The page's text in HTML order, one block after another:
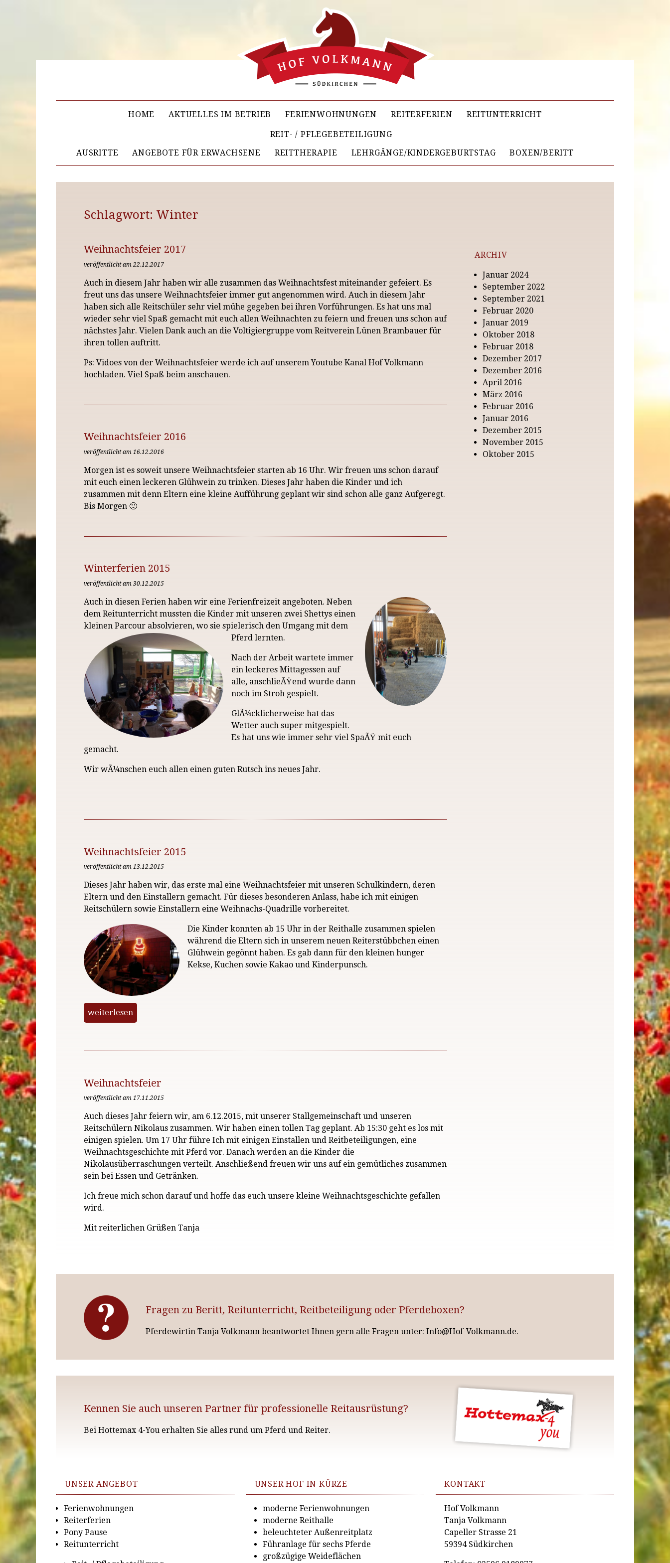
HOME AKTUELLES IM BETRIEB FERIENWOHNUNGEN REITERFERIEN REITUNTERRICHT
REIT- / PFLEGEBETEILIGUNG
AUSRITTE
ANGEBOTE FÜR ERWACHSENE REITTHERAPIE LEHRGÄNGE/KINDERGEBURTSTAG BOXEN/BERITT
Schlagwort: Winter
Weihnachtsfeier 2017
veröffentlicht am 22.12.2017
Auch in diesem Jahr haben wir alle zusammen das Weihnachtsfest miteinander gefeiert. Es
freut uns das unsere Weihnachtsfeier immer gut angenommen wird. Auch in diesem Jahr
haben sich alle Reitschüler sehr viel mühe gegeben bei ihren Vorführungen. Es hat uns mal
wieder sehr viel Spaß gemacht mit euch allen Weihnachten zu feiern und freuen uns schon auf
nächstes Jahr. Vielen Dank auch an die Voltigiergruppe vom Reitverein Lünen Brambauer für
ihren tollen auftritt.
Ps: Vidoes von der Weihnachtsfeier werde ich auf unserem Youtube Kanal Hof Volkmann
hochladen. Viel Spaß beim anschauen.
Weihnachtsfeier 2016
veröffentlicht am 16.12.2016
Morgen ist es soweit unsere Weihnachtsfeier starten ab 16 Uhr. Wir freuen uns schon darauf
mit euch einen leckeren Glühwein zu trinken. Dieses Jahr haben die Kinder und ich
zusammen mit denn Eltern eine kleine Aufführung geplant wir sind schon alle ganz Aufgeregt.
Bis Morgen 🙂
Winterferien 2015
veröffentlicht am 30.12.2015
Auch in diesen Ferien haben wir eine Ferienfreizeit angeboten. Neben
dem Reitunterricht mussten die Kinder mit unseren zwei Shettys einen
kleinen Parcour absolvieren, wo sie spielerisch den Umgang mit dem
Pferd lernten.
Nach der Arbeit wartete immer
ein leckeres Mittagessen auf
alle, anschlieÃŸend wurde dann
noch im Stroh gespielt.
GlÃ¼cklicherweise hat das
Wetter auch super mitgespielt.
Es hat uns wie immer sehr viel SpaÃŸ mit euch
gemacht.
Wir wÃ¼nschen euch allen einen guten Rutsch ins neues Jahr.
Weihnachtsfeier 2015
veröffentlicht am 13.12.2015
Dieses Jahr haben wir, das erste mal eine Weihnachtsfeier mit unseren Schulkindern, deren
Eltern und den Einstallern gemacht. Für dieses besonderen Anlass, habe ich mit einigen
Reitschülern sowie Einstallern eine Weihnachs-Quadrille vorbereitet.
Die Kinder konnten ab 15 Uhr in der Reithalle zusammen spielen
während die Eltern sich in unserem neuen Reiterstübbchen einen
Glühwein gegönnt haben. Es gab dann für den kleinen hunger
Kekse, Kuchen sowie Kakao und Kinderpunsch.
weiterlesen
Weihnachtsfeier
veröffentlicht am 17.11.2015
Auch dieses Jahr feiern wir, am 6.12.2015, mit unserer Stallgemeinschaft und unseren
Reitschülern Nikolaus zusammen. Wir haben einen tollen Tag geplant. Ab 15:30 geht es los mit
einigen spielen. Um 17 Uhr führe Ich mit einigen Einstallen und Reitbeteiligungen, eine
Weihnachtsgeschichte mit Pferd vor. Danach werden an die Kinder die
Nikolausüberraschungen verteilt. Anschließend freuen wir uns auf ein gemütliches zusammen
sein bei Essen und Getränken.
Ich freue mich schon darauf und hoffe das euch unsere kleine Weihnachtsgeschichte gefallen
wird.
Mit reiterlichen Grüßen Tanja
ARCHIV
Januar 2024
September 2022
September 2021
Februar 2020
Januar 2019
Oktober 2018
Februar 2018
Dezember 2017
Dezember 2016
April 2016
März 2016
Februar 2016
Januar 2016
Dezember 2015
November 2015
Oktober 2015
Fragen zu Beritt, Reitunterricht, Reitbeteiligung oder Pferdeboxen?
Pferdewirtin Tanja Volkmann beantwortet Ihnen gern alle Fragen unter: Info@Hof-Volkmann.de.
Kennen Sie auch unseren Partner für professionelle Reitausrüstung?
Bei Hottemax 4-You erhalten Sie alles rund um Pferd und Reiter.
UNSER ANGEBOT
Ferienwohnungen
Reiterferien
Pony Pause
Reitunterricht
UNSER HOF IN KÜRZE
moderne Ferienwohnungen
moderne Reithalle
beleuchteter Außenreitplatz
Führanlage für sechs Pferde
großzügige Weideflächen
KONTAKT
Hof Volkmann
Tanja Volkmann
Capeller Strasse 21
59394 Südkirchen